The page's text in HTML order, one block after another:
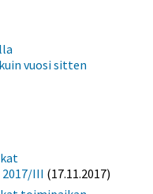
vuosi sitten
III (17.11.2017)